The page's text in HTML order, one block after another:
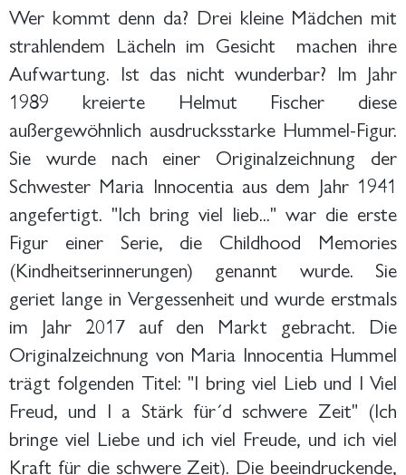
Wer kommt denn da? Drei kleine Mädchen mit
strahlendem Lächeln im Gesicht machen ihre
Aufwartung. Ist das nicht wunderbar? Im Jahr
1989 kreierte Helmut Fischer diese
außergewöhnlich ausdrucksstarke Hummel-Figur.
Sie wurde nach einer Originalzeichnung der
Schwester Maria Innocentia aus dem Jahr 1941
angefertigt. "Ich bring viel lieb..." war die erste
Figur einer Serie, die Childhood Memories
(Kindheitserinnerungen) genannt wurde. Sie
geriet lange in Vergessenheit und wurde erstmals
im Jahr 2017 auf den Markt gebracht. Die
Originalzeichnung von Maria Innocentia Hummel
trägt folgenden Titel: "I bring viel Lieb und I Viel
Freud, und I a Stärk für´d schwere Zeit" (Ich
bringe viel Liebe und ich viel Freude, und ich viel
Kraft für die schwere Zeit). Die beeindruckende,